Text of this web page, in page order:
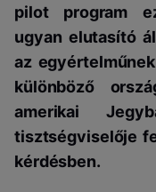
pilot program
ugyan elutasító
az
különböző
amerikai
tisztségviselője
kérdésben.